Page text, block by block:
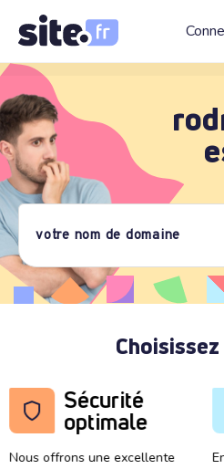
Sécurité
optimale
Nous offrons une excellente